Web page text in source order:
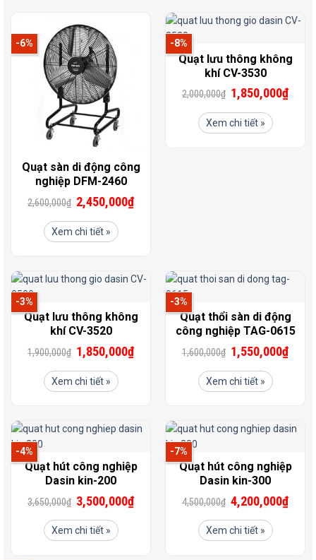
-6%
Quạt sàn di động công
nghiệp DFM-2460
2,600,000₫ 2,450,000₫
Xem chi tiết »
-8%
Quạt lưu thông không
khí CV-3530
2,000,000₫ 1,850,000₫
Xem chi tiết »
-3%
Quạt lưu thông không
khí CV-3520
1,900,000₫ 1,850,000₫
Xem chi tiết »
-3%
Quạt thổi sàn di động
công nghiệp TAG-0615
1,600,000₫ 1,550,000₫
Xem chi tiết »
-4%
Quạt hút công nghiệp
Dasin kin-200
3,650,000₫ 3,500,000₫
Xem chi tiết »
-7%
Quạt hút công nghiệp
Dasin kin-300
4,500,000₫ 4,200,000₫
Xem chi tiết »